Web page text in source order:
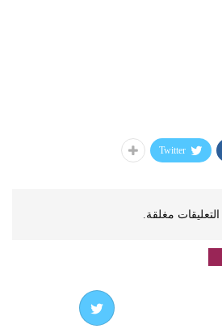
Twitter
التعليقات مغلقة.